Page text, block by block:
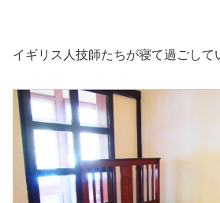
イギリス人技師たちが寝て過ごして